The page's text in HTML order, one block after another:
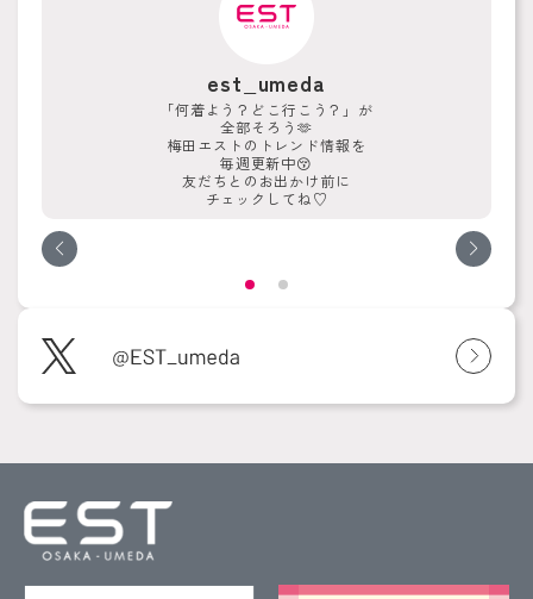
est_umeda
「何着よう？どこ行こう？」が
全部そろう🫶
梅田エストのトレンド情報を
毎週更新中😚
友だちとのお出かけ前に
チェックしてね♡